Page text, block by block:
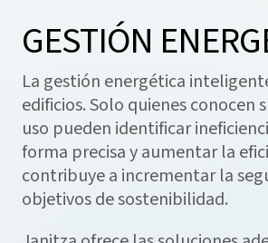
GESTIÓN
La gestión energética
edificios. Solo quienes
uso pueden identificar
forma precisa y aumentar la
contribuye a incrementar la
objetivos de sostenibilidad.